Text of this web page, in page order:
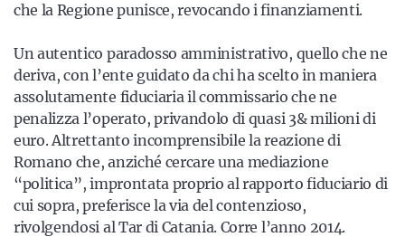
che la Regione punisce, revocando i finanziamenti.
Un autentico paradosso amministrativo, quello che ne
deriva, con l’ente guidato da chi ha scelto in maniera
assolutamente fiduciaria il commissario che ne
penalizza l’operato, privandolo di quasi 3& milioni di
euro. Altrettanto incomprensibile la reazione di
Romano che, anziché cercare una mediazione
“politica”, improntata proprio al rapporto fiduciario di
cui sopra, preferisce la via del contenzioso,
rivolgendosi al Tar di Catania. Corre l’anno 2014.